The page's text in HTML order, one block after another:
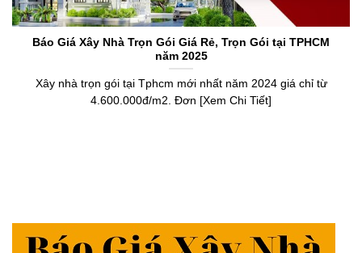
Báo Giá Xây Nhà Trọn Gói Giá Rẻ, Trọn Gói tại TPHCM
năm 2025
Xây nhà trọn gói tại Tphcm mới nhất năm 2024 giá chỉ từ
4.600.000đ/m2. Đơn [Xem Chi Tiết]